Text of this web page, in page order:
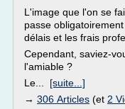
L'image que l'on se
passe
délais et les frais
Cependant, saviez-
l'amiable ?
Le... [suite...]
→ 306 Articles (et 2